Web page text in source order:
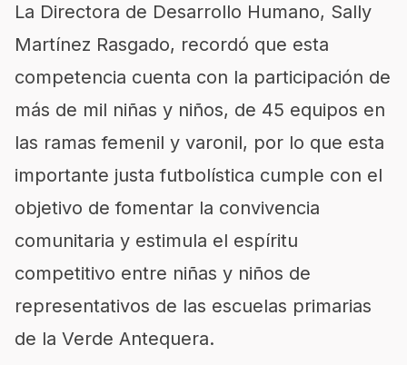
La Directora de Desarrollo Humano, Sally
Martínez Rasgado, recordó que esta
competencia cuenta con la participación de
más de mil niñas y niños, de 45 equipos en
las ramas femenil y varonil, por lo que esta
importante justa futbolística cumple con el
objetivo de fomentar la convivencia
comunitaria y estimula el espíritu
competitivo entre niñas y niños de
representativos de las escuelas primarias
de la Verde Antequera.